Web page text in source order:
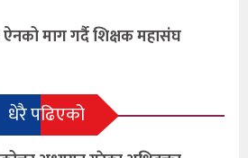
ऐनको माग गर्दै शिक्षक महासंघ
धेरै पढिएको